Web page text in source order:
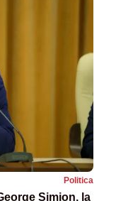
Politica
Simion, la